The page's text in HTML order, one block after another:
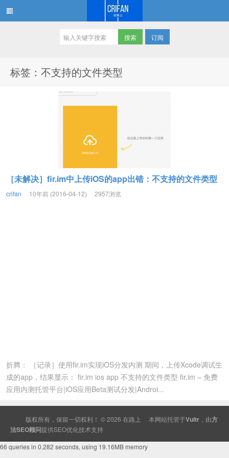
订阅
标签：不支持的文件类型
［未解决］fir.im中上传iOS的app出错：不支持的文件类型
crifan 10年前 (2016-04-12) 2957浏览
折腾： ［记录］使用fir.im实现iOS分发内测 期间，上传Xcode调试生
成的app，结果显示： fir.im ios app 不支持的文件类型 fir.im – 免费
应用内测托管平台|iOS应用Beta测试分发|Androi...
版权所有，保留一切权利！ © 2026 在路上 本网站托管于Vultr ，由方
法SEO顾问提供SEO优化技术支持
66 queries in 0.282 seconds, using 19.16MB memory